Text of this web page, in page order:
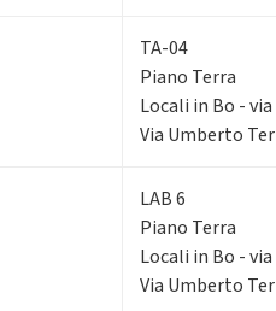
TA-04
Piano Terra
Locali in Bo -
Via Umberto
LAB 6
Piano Terra
Locali in Bo -
Via Umberto